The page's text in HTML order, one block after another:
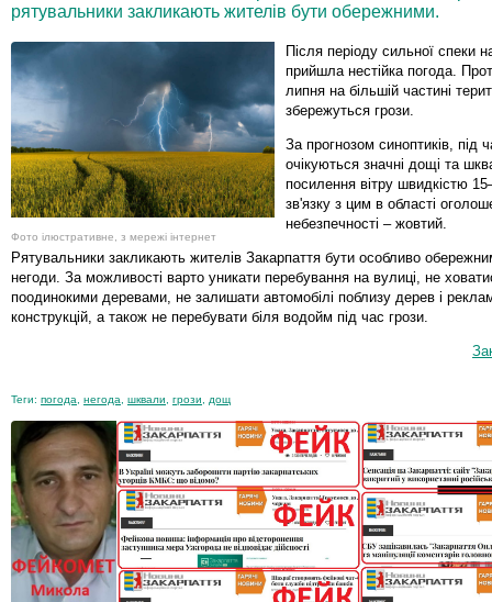
рятувальники закликають жителів бути обережними.
Фото ілюстративне, з мережі інтернет
Після періоду сильної спеки
прийшла нестійка погода.
липня на більшій частині
збережуться грози.
За прогнозом синоптиків, під
очікуються значні дощі та
посилення вітру швидкістю
зв'язку з цим в області
небезпечності – жовтий.
Рятувальники закликають жителів Закарпаття бути особливо
негоди. За можливості варто уникати перебування на вулиці, не
поодинокими деревами, не залишати автомобілі поблизу дерев і
конструкцій, а також не перебувати біля водойм під час грози.
Теги: погода негода шквали грози дощ